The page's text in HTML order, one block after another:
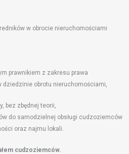
w obrocie nieruchomościami
prawnikiem z zakresu prawa
dziedzinie obrotu nieruchomościami,
bez zbędnej teorii,
do samodzielnej obsługi cudzoziemców
oraz najmu lokali.
cudzoziemców.